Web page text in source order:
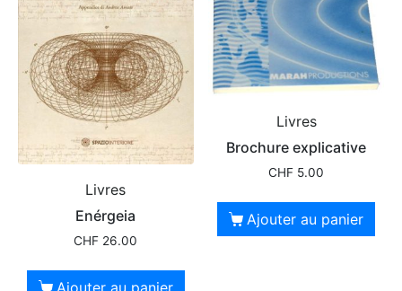
Livres
Enérgeia
CHF 26.00
Ajouter au panier
Livres
Brochure explicative
CHF 5.00
Ajouter au panier